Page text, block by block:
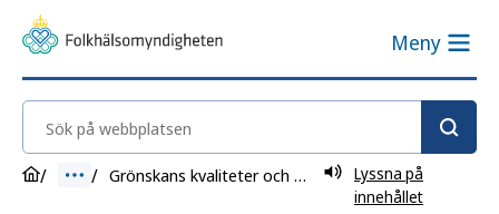
Meny
Sök på webbplatsen
Grönskans kvaliteter och barns hälsa
Lyssna på
innehållet